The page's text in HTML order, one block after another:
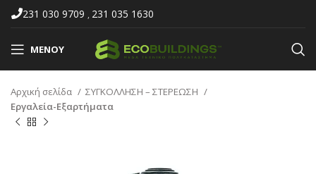
231 030 9709 , 231 035 1630
ΜΕΝΟΎ
Αρχική σελίδα
ΣΥΓΚΟΛΛΗΣΗ – ΣΤΕΡΕΩΣΗ
Εργαλεία-Εξαρτήματα